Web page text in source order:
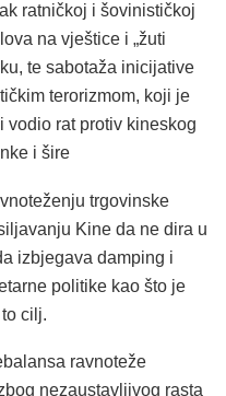
ratničkoj i šovinističkoj
na vještice i „žuti
te sabotaža inicijative
terorizmom, koji je
vodio rat protiv kineskog
i šire
trgovinske
Kine da ne dira u
izbjegava damping i
politike kao što je
cilj.
ravnoteže
nezaustavljivog rasta